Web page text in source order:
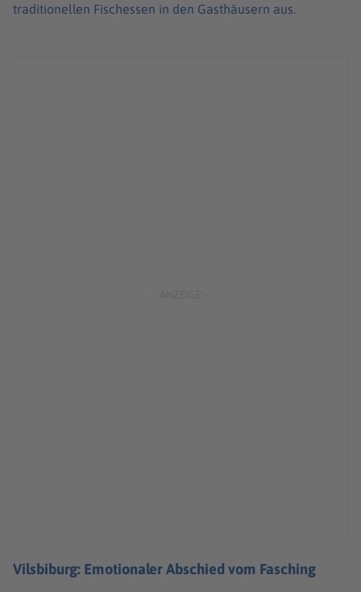
traditionellen Fischessen in den Gasthäusern aus.
Vilsbiburg: Emotionaler Abschied vom Fasching